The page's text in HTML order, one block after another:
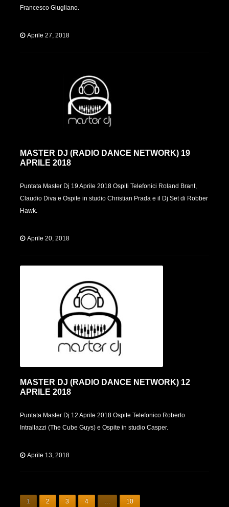
Francesco Giugliano.
Aprile 27, 2018
MASTER DJ (RADIO DANCE NETWORK) 19
APRILE 2018
Puntata Master Dj 19 Aprile 2018 Ospiti Telefonici Roland Brant,
Claudio Diva e Ospite in studio Christian Prada e il Dj Set di Robber
Hawk.
Aprile 20, 2018
MASTER DJ (RADIO DANCE NETWORK) 12
APRILE 2018
Puntata Master Dj 12 Aprile 2018 Ospite Telefonico Roberto
Intrallazzi (The Cube Guys) e Ospite in studio Casper.
Aprile 13, 2018
1 2 3 4 … 10